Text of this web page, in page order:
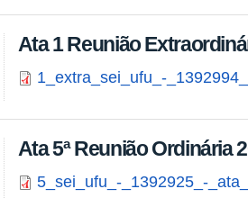
Ata 1 Reunião
1_extra_sei_ufu_-
Ata 5ª Reunião Ordinária
5_sei_ufu_-_1392925_-